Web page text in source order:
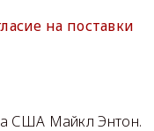
на поставки
США Майкл Энтон.